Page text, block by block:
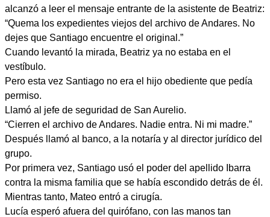
alcanzó a leer el mensaje entrante de la asistente de Beatriz:
“Quema los expedientes viejos del archivo de Andares. No
dejes que Santiago encuentre el original.”
Cuando levantó la mirada, Beatriz ya no estaba en el
vestíbulo.
Pero esta vez Santiago no era el hijo obediente que pedía
permiso.
Llamó al jefe de seguridad de San Aurelio.
“Cierren el archivo de Andares. Nadie entra. Ni mi madre.”
Después llamó al banco, a la notaría y al director jurídico del
grupo.
Por primera vez, Santiago usó el poder del apellido Ibarra
contra la misma familia que se había escondido detrás de él.
Mientras tanto, Mateo entró a cirugía.
Lucía esperó afuera del quirófano, con las manos tan